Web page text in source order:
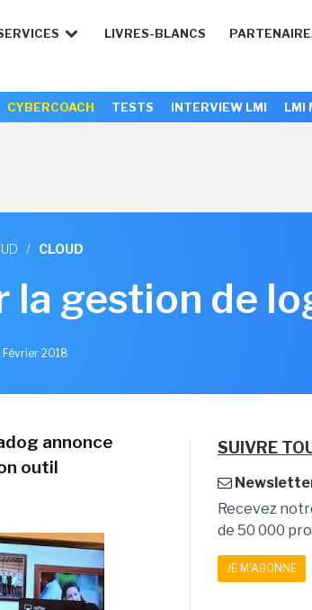
LIVRES-BLANCS
CYBERCOACH TESTS INTERVIEW LMI LMI
/ CLOUD
la gestion de
Février 2018
annonce
outil
SUIVRE
Recevez
de 50 000
JE M'ABONNE